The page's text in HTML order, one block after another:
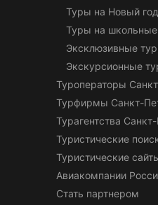
Туры на Новый
Туры на
Эксклюзивные
Экскурсионные
Туроператоры
Турфирмы Санкт-
Турагентства
Туристические
Туристические
Авиакомпании
Стать партнером